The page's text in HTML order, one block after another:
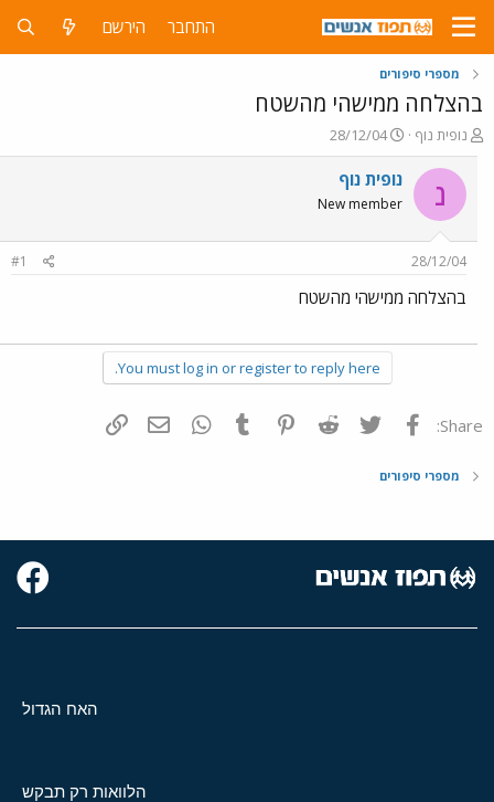
התחבר הירשם
מספרי סיפורים
בהצלחה ממישהי מהשטח
פ
ו
ת
ח
ה
ש
א
נופית נוף
פ
ו
ר
ס
ם
ר
28/12/04
נ נופית נוף
New member
28/12/04
#1
בהצלחה ממישהי מהשטח
You must log in or register to reply here.
Share: פייסבוק Twitter
Reddit
Pinterest
Tumblr
WhatsAppדואר אלקטרוני
מספרי סיפורים
האח הגדול
הלוואות רק תבקש